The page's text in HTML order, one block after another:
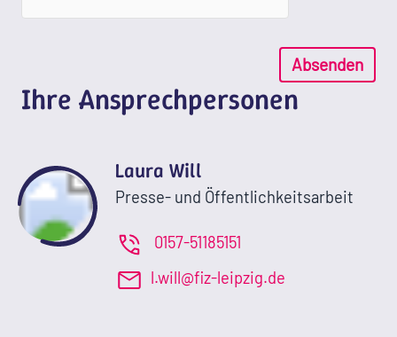
Absenden
Ihre Ansprechpersonen
Laura Will
Presse- und Öffentlichkeitsarbeit
0157-51185151
l.will@fiz-leipzig.de